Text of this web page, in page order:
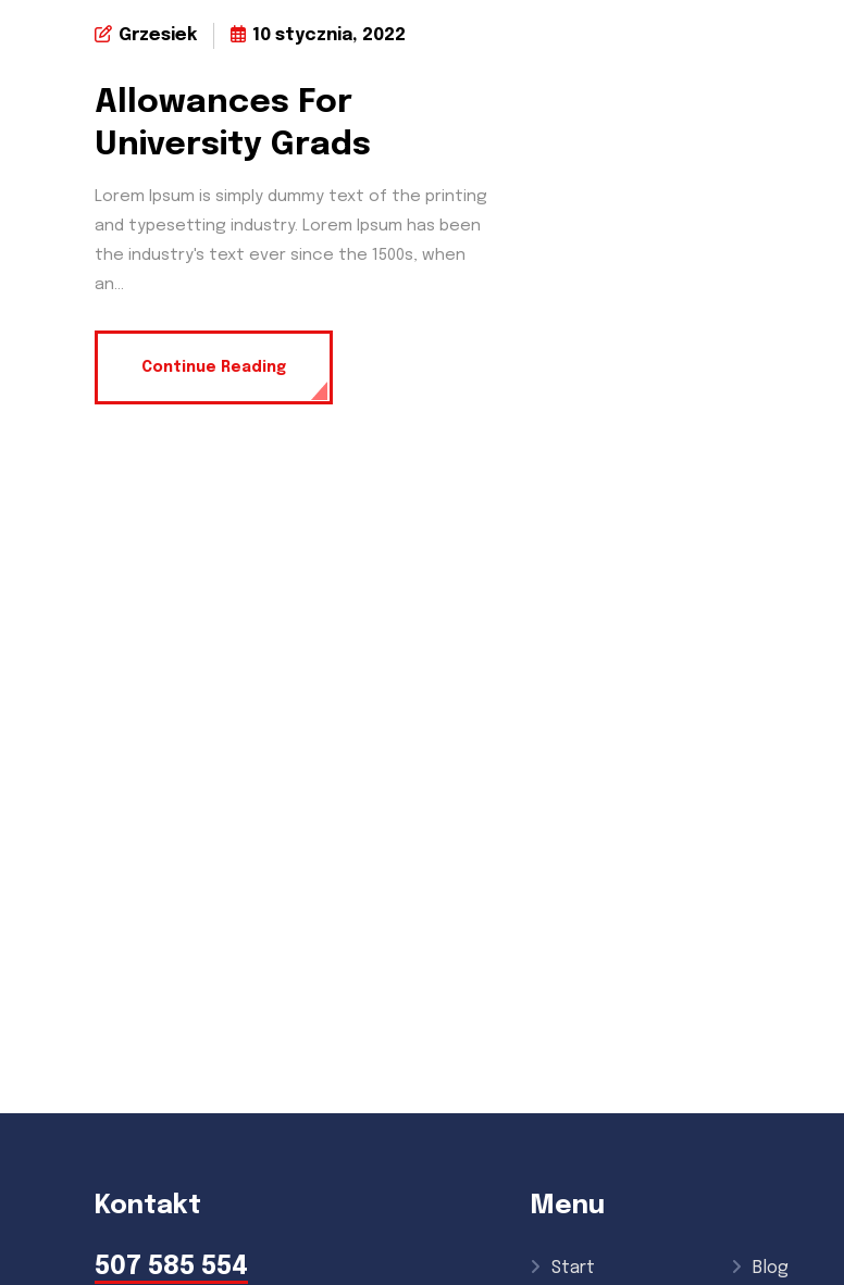
Grzesiek 10 stycznia, 2022
Allowances For
University Grads
Lorem Ipsum is simply dummy text of the printing
and typesetting industry. Lorem Ipsum has been
the industry's text ever since the 1500s, when
an...
Continue Reading
Kontakt
507 585 554
Menu
Start Blog